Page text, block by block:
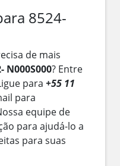
8524-
de mais
N000S000? Entre
para +55 11
para
equipe de
para ajudá-lo a
para suas